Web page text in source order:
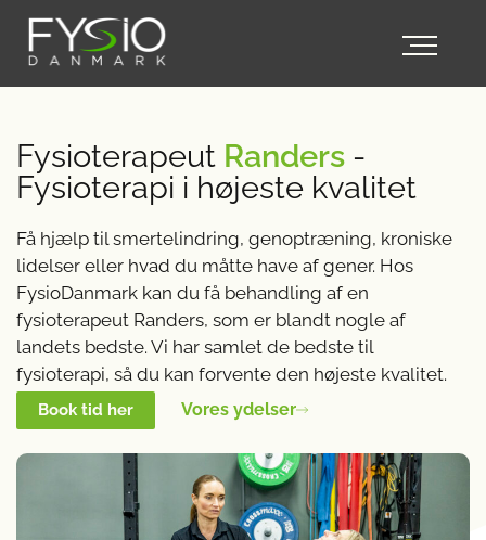
Fysioterapeut Randers -
Fysioterapi i højeste kvalitet
Få hjælp til smertelindring, genoptræning, kroniske
lidelser eller hvad du måtte have af gener. Hos
FysioDanmark kan du få behandling af en
fysioterapeut Randers, som er blandt nogle af
landets bedste. Vi har samlet de bedste til
fysioterapi, så du kan forvente den højeste kvalitet.
Book tid her Vores ydelser